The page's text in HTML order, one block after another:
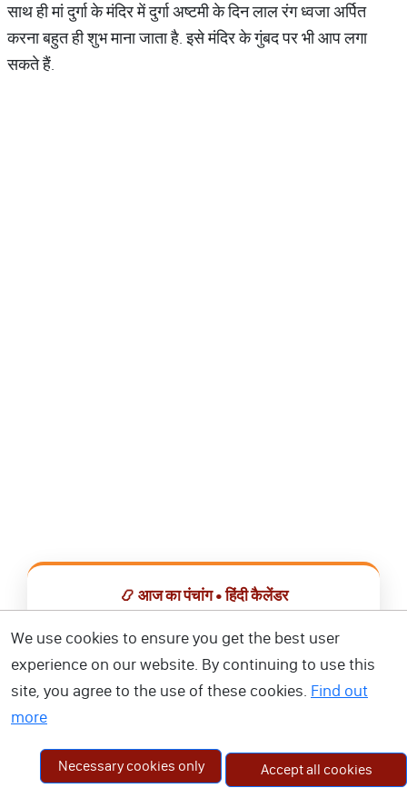
साथ ही मां दुर्गा के मंदिर में दुर्गा अष्टमी के दिन लाल रंग ध्वजा अर्पित
करना बहुत ही शुभ माना जाता है. इसे मंदिर के गुंबद पर भी आप लगा
सकते हैं.
📿 आज का पंचांग • हिंदी कैलेंडर
📅 हिंदी कैलेंडर ऐप डाउनलोड करें
We use cookies to ensure you get the best user
experience on our website. By continuing to use this
site, you agree to the use of these cookies. Find out
more
Necessary cookies only Accept all cookies